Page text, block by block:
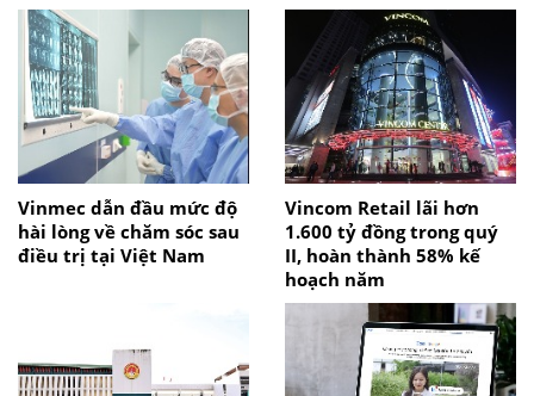
Vinmec dẫn đầu mức độ
hài lòng về chăm sóc sau
điều trị tại Việt Nam
Vincom Retail lãi hơn
1.600 tỷ đồng trong quý
II, hoàn thành 58% kế
hoạch năm